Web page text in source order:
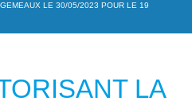
LE 30/05/2023 POUR LE 19
LA